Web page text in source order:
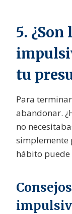
5.
tu
Para
abandonar.
no
simplemente
hábito puede